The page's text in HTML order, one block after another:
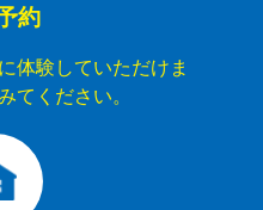
約
体験していただけま
てください。